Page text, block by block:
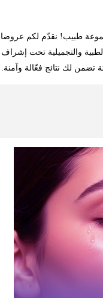
طبيب! نقدّم لكم عروضا
تحت إشراف
لك نتائج فعّالة وآمنة.